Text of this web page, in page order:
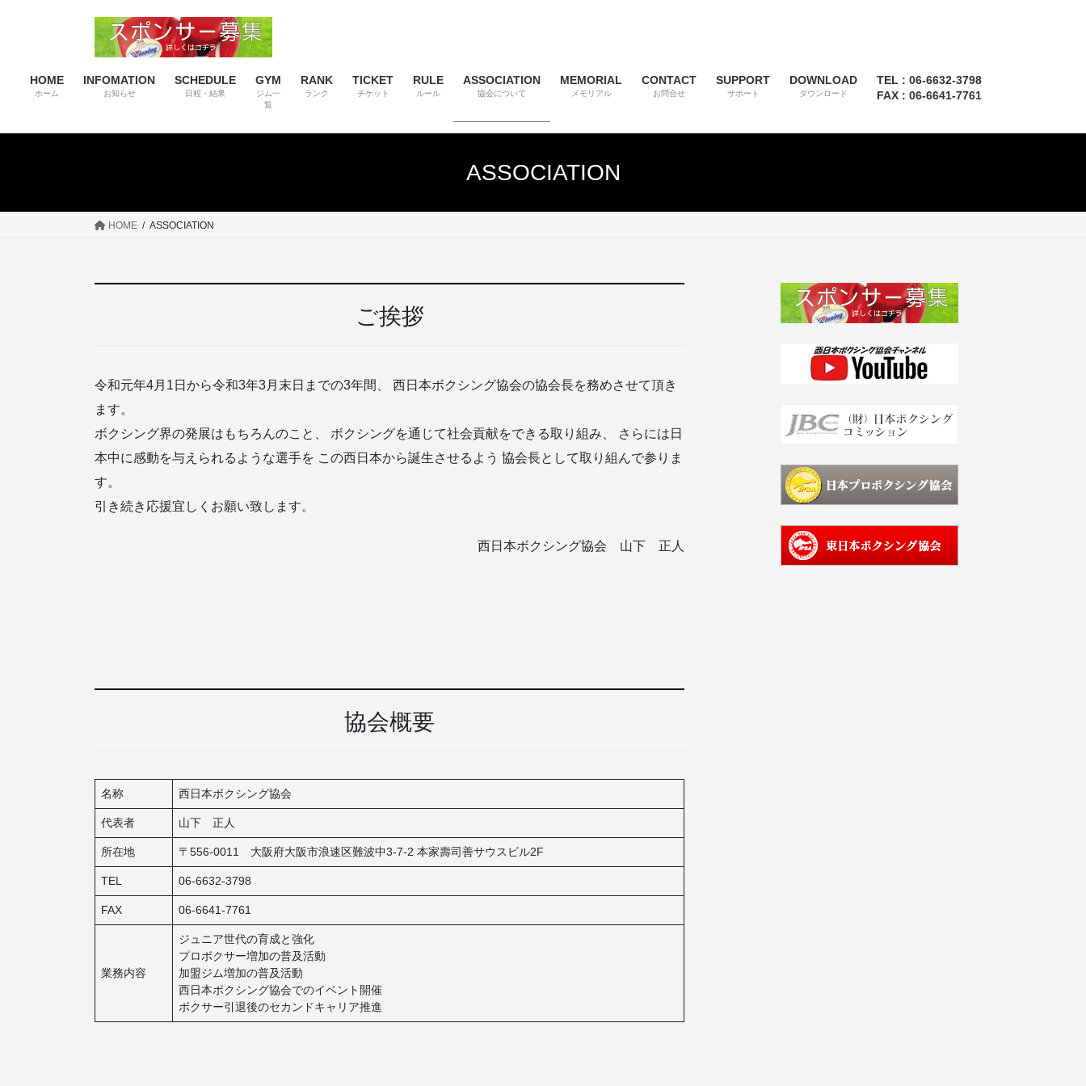
HOME
ホーム
INFOMATION
お知らせ
SCHEDULE
日程・結果
GYM
ジム一
覧
RANK
ランク
TICKET
チケット
RULE
ルール
ASSOCIATION
協会について
MEMORIAL
メモリアル
CONTACT
お問合せ
SUPPORT
サポート
DOWNLOAD
ダウンロード
TEL : 06-6632-3798
FAX : 06-6641-7761
ASSOCIATION
HOME ASSOCIATION
ご挨拶
令和元年4月1日から令和3年3月末日までの3年間、 西日本ボクシング協会の協会長を務めさせて頂き
ます。
ボクシング界の発展はもちろんのこと、 ボクシングを通じて社会貢献をできる取り組み、 さらには日
本中に感動を与えられるような選手を この西日本から誕生させるよう 協会長として取り組んで参りま
す。
引き続き応援宜しくお願い致します。
西日本ボクシング協会 山下 正人
協会概要
名称 西日本ボクシング協会
代表者 山下 正人
所在地 〒556-0011 大阪府大阪市浪速区難波中3-7-2 本家壽司善サウスビル2F
TEL 06-6632-3798
FAX 06-6641-7761
業務内容
ジュニア世代の育成と強化
プロボクサー増加の普及活動
加盟ジム増加の普及活動
西日本ボクシング協会でのイベント開催
ボクサー引退後のセカンドキャリア推進